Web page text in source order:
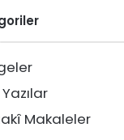
Makaleler